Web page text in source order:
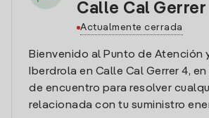
Calle Cal Gerrer
Actualmente cerrada
Bienvenido al Punto de Atención
Iberdrola en Calle Cal Gerrer 4,
de encuentro para resolver
relacionada con tu suministro